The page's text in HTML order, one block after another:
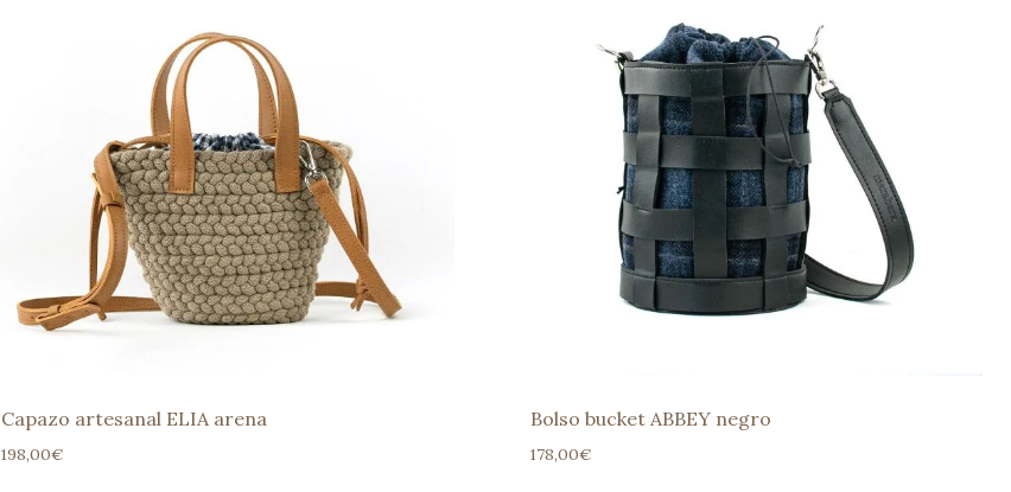
Capazo artesanal ELIA arena
198,00€
Bolso bucket ABBEY negro
178,00€